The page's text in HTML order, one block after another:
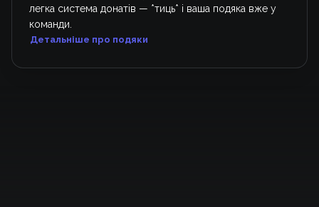
легка система донатів — *тиць* і ваша подяка вже у
команди.
Детальніше про подяки